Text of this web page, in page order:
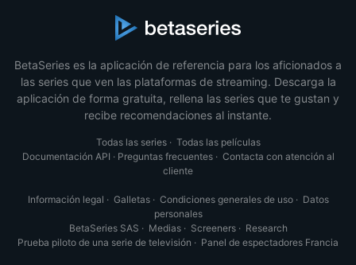
BetaSeries es la aplicación de referencia para los aficionados a
las series que ven las plataformas de streaming. Descarga la
aplicación de forma gratuita, rellena las series que te gustan y
recibe recomendaciones al instante.
Todas las series· Todas las películas
Documentación API · Preguntas frecuentes· Contacta con atención al
cliente
Información legal · Galletas· Condiciones generales de uso· Datos
personales
BetaSeries SAS · Medias· Screeners· Research
Prueba piloto de una serie de televisión · Panel de espectadores Francia